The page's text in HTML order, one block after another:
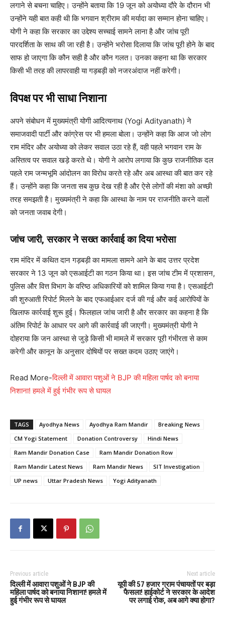
लगाने से बचना चाहिए। उन्होंने बताया कि 19 जून को अयोध्या दौरे के दौरान भी
उन्होंने यही बात कही थी कि भगवान श्रीराम की मर्यादा का सम्मान होना चाहिए।
योगी ने कहा कि सरकार का उद्देश्य सच्चाई सामने लाना है और जांच पूरी
पारदर्शिता के साथ की जा रही है। उन्होंने भरोसा दिलाया कि जांच पूरी होने के बाद
साफ हो जाएगा कि कौन सही है और कौन गलत। उनका कहना था कि सरकार
किसी भी तरह की लापरवाही या गड़बड़ी को नजरअंदाज नहीं करेगी।
विपक्ष पर भी साधा निशाना
अपने संबोधन में मुख्यमंत्री योगी आदित्यनाथ (Yogi Adityanath) ने
समाजवादी पार्टी और कांग्रेस पर भी हमला बोला। उन्होंने कहा कि आज जो लोग
राम मंदिर और अयोध्या को लेकर सवाल उठा रहे हैं, वही पहले भगवान राम के
अस्तित्व पर सवाल खड़े करते थे। योगी ने आरोप लगाया कि कुछ राजनीतिक दल
पहले राम जन्मभूमि आंदोलन का विरोध करते रहे और अब आस्था की बात कर रहे
हैं। उन्होंने कहा कि जनता सब कुछ देख रही है और ऐसे लोगों की मंशा को अच्छी
तरह समझती है। मुख्यमंत्री ने कहा कि आस्था के नाम पर राजनीति करने वालों
को जनता जवाब देगी।
जांच जारी, सरकार ने सख्त कार्रवाई का दिया भरोसा
राम मंदिर में कथित दान गड़बड़ी का मामला सामने आने के बाद उत्तर प्रदेश
सरकार ने 13 जून को एसआईटी का गठन किया था। इस जांच टीम में प्रशासन,
पुलिस और वित्त विभाग के वरिष्ठ अधिकारियों को शामिल किया गया है। एसआईटी
की शुरुआती रिपोर्ट मिलने के बाद एफआईआर दर्ज की गई और कई आरोपियों के
खिलाफ कार्रवाई शुरू हुई। फिलहाल जांच जारी है और सरकार का कहना है कि
अंतिम रिपोर्ट के आधार पर आगे की कार्रवाई की जाएगी। मुख्यमंत्री योगी ने
दोहराया कि जन आस्था से जुड़े किसी भी मामले में सरकार पूरी गंभीरता से काम
करेगी और कानून के अनुसार दोषियों पर सख्त कदम उठाए जाएंगे।
Read More-दिल्ली में आवारा पशुओं ने BJP की महिला पार्षद को बनाया
निशाना! हमले में हुई गंभीर रूप से घायल
TAGS Ayodhya News Ayodhya Ram Mandir
Breaking News
CM Yogi Statement
Donation Controversy
Hindi News
Ram Mandir Donation Case
Ram Mandir Donation Row
Ram Mandir Latest News
Ram Mandir News
SIT Investigation
UP news
Uttar Pradesh News Yogi Adityanath
Previous article
दिल्ली में आवारा पशुओं ने BJP की
महिला पार्षद को बनाया निशाना! हमले में
हुई गंभीर रूप से घायल
Next article
यूपी की 57 हजार ग्राम पंचायतों पर बड़ा
फैसला! हाईकोर्ट ने सरकार के आदेश
पर लगाई रोक, अब आगे क्या होगा?